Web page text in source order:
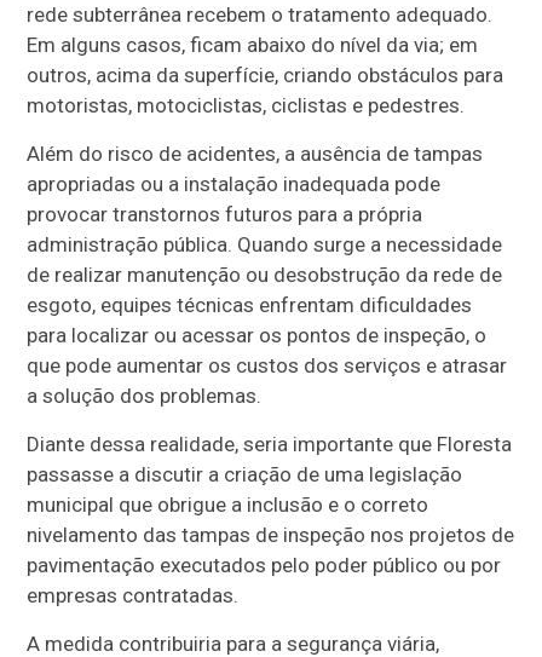
rede subterrânea recebem o tratamento adequado.
Em alguns casos, ficam abaixo do nível da via; em
outros, acima da superfície, criando obstáculos para
motoristas, motociclistas, ciclistas e pedestres.
Além do risco de acidentes, a ausência de tampas
apropriadas ou a instalação inadequada pode
provocar transtornos futuros para a própria
administração pública. Quando surge a necessidade
de realizar manutenção ou desobstrução da rede de
esgoto, equipes técnicas enfrentam dificuldades
para localizar ou acessar os pontos de inspeção, o
que pode aumentar os custos dos serviços e atrasar
a solução dos problemas.
Diante dessa realidade, seria importante que Floresta
passasse a discutir a criação de uma legislação
municipal que obrigue a inclusão e o correto
nivelamento das tampas de inspeção nos projetos de
pavimentação executados pelo poder público ou por
empresas contratadas.
A medida contribuiria para a segurança viária,